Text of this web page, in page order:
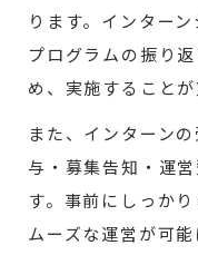
ります。インター
プログラムの振り
め、実施することが
また、インターン
与・募集告知・運
す。事前にしっか
ムーズな運営が可能